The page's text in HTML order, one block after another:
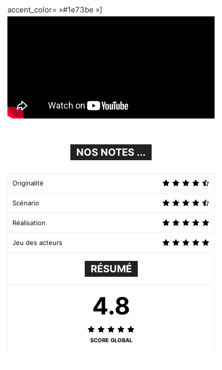
accent_color= »#1e73be »]
NOS NOTES ...
Originalité
Scénario
Réalisation
Jeu des acteurs
RÉSUMÉ
4.8
SCORE GLOBAL